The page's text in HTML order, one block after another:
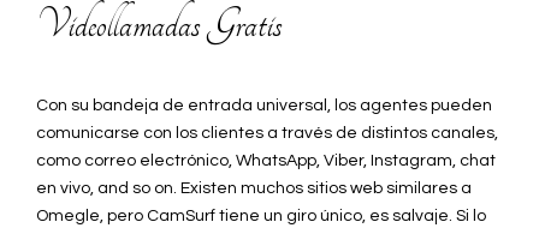
Videollamadas Gratis
Con su bandeja de entrada universal, los agentes pueden
comunicarse con los clientes a través de distintos canales,
como correo electrónico, WhatsApp, Viber, Instagram, chat
en vivo, and so on. Existen muchos sitios web similares a
Omegle, pero CamSurf tiene un giro único, es salvaje. Si lo